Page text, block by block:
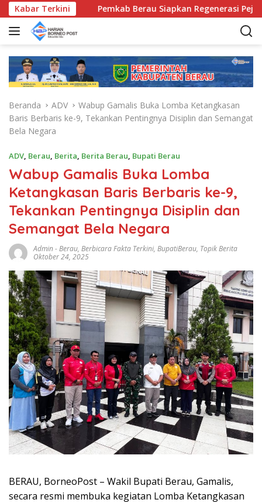
a
Kabar TerkiniPemkab Berau Siapkan Regenerasi Pejabat,
Beranda ADV
Wabup Gamalis Buka Lomba Ketangkasan
Baris Berbaris ke-9, Tekankan Pentingnya Disiplin dan Semangat
Bela Negara
ADV, Berau, Berita, Berita Berau, Bupati Berau
Wabup Gamalis Buka Lomba
Ketangkasan Baris Berbaris ke-9,
Tekankan Pentingnya Disiplin dan
Semangat Bela Negara
Admin-Berau, Berbicara Fakta Terkini, BupatiBerau, Topik Berita
Oktober 24, 2025
BERAU, BorneoPost – Wakil Bupati Berau, Gamalis,
secara resmi membuka kegiatan Lomba Ketangkasan